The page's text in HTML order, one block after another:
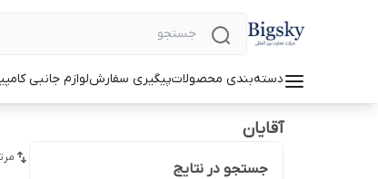
دسته‌بندی محصولاتپیگیری سفارشلوازم جانبی
آقایان
جستجو در نتایج